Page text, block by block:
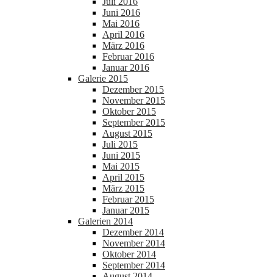
Juni 2016
Mai 2016
April 2016
März 2016
Februar 2016
Januar 2016
Galerie 2015
Dezember 2015
November 2015
Oktober 2015
September 2015
August 2015
Juli 2015
Juni 2015
Mai 2015
April 2015
März 2015
Februar 2015
Januar 2015
Galerien 2014
Dezember 2014
November 2014
Oktober 2014
September 2014